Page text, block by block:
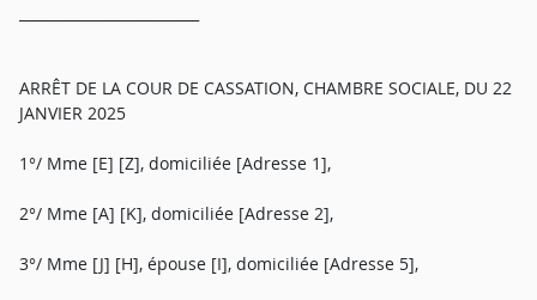
ARRÊT DE LA COUR DE CASSATION, CHAMBRE SOCIALE, DU 22
JANVIER 2025
1°/ Mme [E] [Z], domiciliée [Adresse 1],
2°/ Mme [A] [K], domiciliée [Adresse 2],
3°/ Mme [J] [H], épouse [I], domiciliée [Adresse 5],